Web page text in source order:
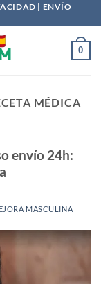
| ENVÍO
0
MÉDICA
envío 24h:
MASCULINA